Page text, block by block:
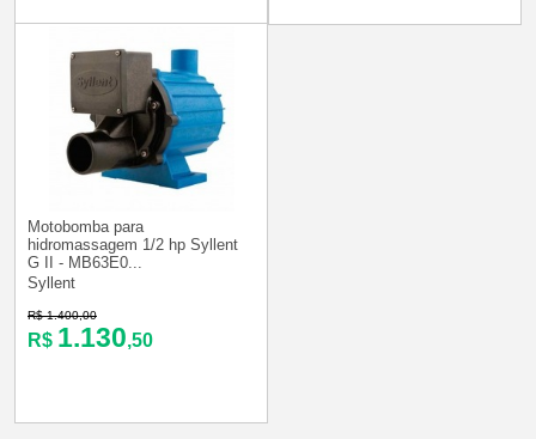
Motobomba para
hidromassagem 1/2 hp Syllent
G II - MB63E0...
Syllent
R$ 1.400,00
R$ 1.130,50